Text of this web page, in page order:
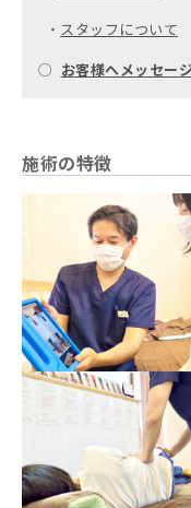
・ スタッフについて
○ お客様へメッセー
施術の特徴